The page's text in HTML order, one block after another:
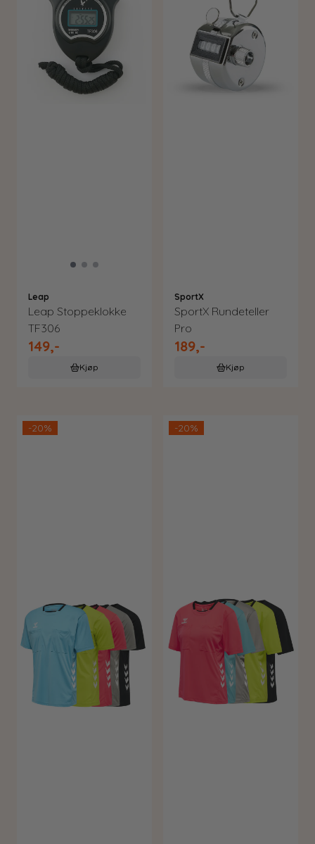
Leap
Leap Stoppeklokke
TF306
149,-
Kjøp
SportX
SportX Rundeteller
Pro
189,-
Kjøp
-20% -20%